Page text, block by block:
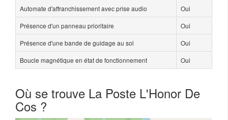
Automate d'affranchissement avec prise audio
Oui
Présence d'un panneau prioritaire
Oui
Présence d'une bande de guidage au sol
Oui
Boucle magnétique en état de fonctionnement
Oui
Où se trouve La Poste L'Honor De
Cos ?